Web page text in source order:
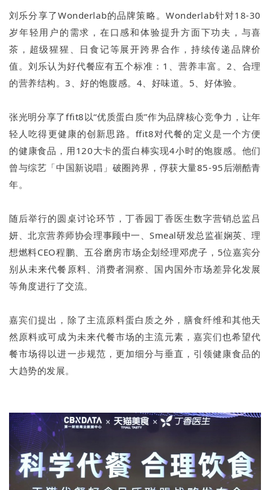
刘乐分享了Wonderlab的品牌策略。Wonderlab针对18-30
岁年轻用户的需求，在口感和体验提升方面下功夫，与喜
茶，超级猩猩、日食记等展开跨界合作，持续传递品牌价
值。刘乐认为好代餐应有五个标准：1、营养丰富。2、合理
的营养结构。3、好的饱腹感。4、好味道。5、好体验。
张光明分享了ffit8以“优质蛋白质”作为品牌核心竞争力，让年
轻人吃得更健康的创新思路。ffit8对代餐的定义是一个方便
的健康食品，用120大卡的蛋白棒实现4小时的饱腹感。他们
曾与综艺「中国新说唱」破圈跨界，俘获大量85-95后潮酷青
年。
随后举行的圆桌讨论环节，丁香园丁香医生数字营销总监吕
妍、北京营养师协会理事顾中一、Smeal研发总监崔娴英、理
想燃料CEO程鹏、五谷磨房市场企划经理邓虎子，5位嘉宾分
别从未来代餐原料、消费者洞察、国内国外市场差异化发展
等角度进行了交流。
嘉宾们提出，除了主流原料蛋白质之外，膳食纤维和其他天
然原料或可成为未来代餐市场的主流元素，嘉宾们也希望代
餐市场得以进一步规范，更加细分与垂直，引领健康食品的
大趋势的发展。